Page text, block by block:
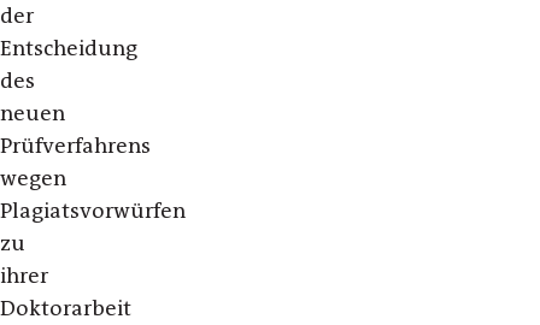
der
Entscheidung
des
neuen
Prüfverfahrens
wegen
Plagiatsvorwürfen
zu
ihrer
Doktorarbeit